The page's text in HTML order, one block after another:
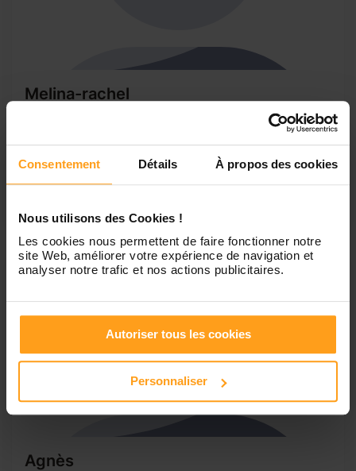
Consentement Détails À propos des cookies
Nous utilisons des Cookies !
Les cookies nous permettent de faire fonctionner notre
site Web, améliorer votre expérience de navigation et
analyser notre trafic et nos actions publicitaires.
Autoriser tous les cookies
Personnaliser
Melina-rachel
car je sais que ce n'est pas facile de garder tout le temps
nos petit bout de chou donc voilà je me propose pour vous
les garder j'ai de l'expérience dans la garde d'enfant je n'ai
Agnès